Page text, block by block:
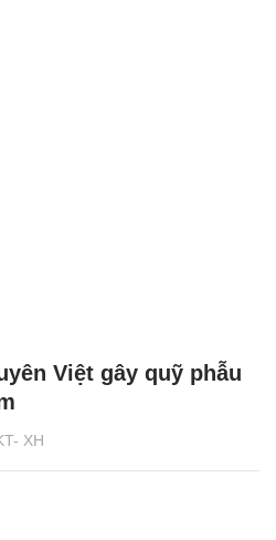
XH
Việt gây quỹ phẫu